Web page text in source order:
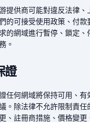
提供商可能對違反法律、
的可接受使用政策、付款
的網域進行暫停、鎖定、
。
證
任何網域將保持可用、有
。除法律不允許限制責任
、註冊商措施、價格變更